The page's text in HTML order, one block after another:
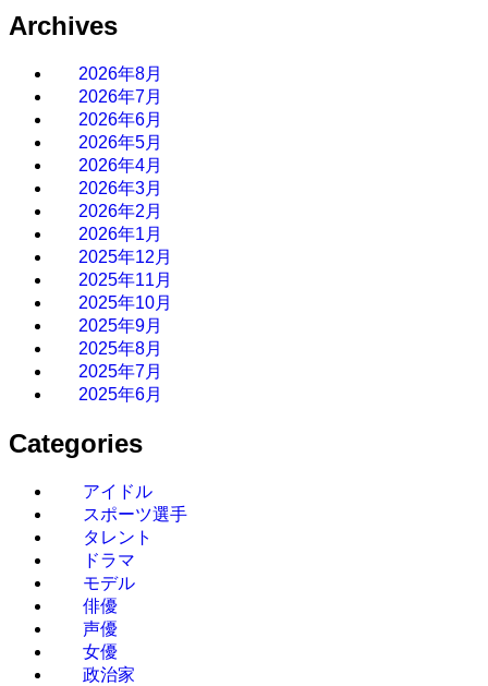
Archives
2026年8月
2026年7月
2026年6月
2026年5月
2026年4月
2026年3月
2026年2月
2026年1月
2025年12月
2025年11月
2025年10月
2025年9月
2025年8月
2025年7月
2025年6月
Categories
アイドル
スポーツ選手
タレント
ドラマ
モデル
俳優
声優
女優
政治家